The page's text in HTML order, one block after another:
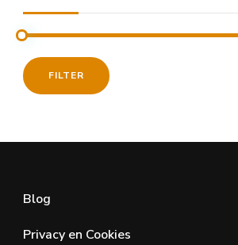
FILTER
Blog
Privacy en Cookies